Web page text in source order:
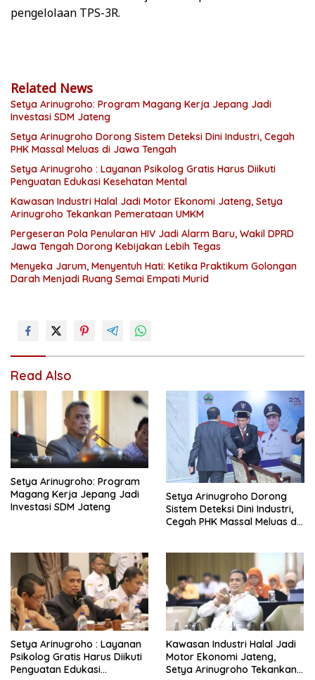
pengelolaan TPS-3R.
Related News
Setya Arinugroho: Program Magang Kerja Jepang Jadi
Investasi SDM Jateng
Setya Arinugroho Dorong Sistem Deteksi Dini Industri, Cegah
PHK Massal Meluas di Jawa Tengah
Setya Arinugroho : Layanan Psikolog Gratis Harus Diikuti
Penguatan Edukasi Kesehatan Mental
Kawasan Industri Halal Jadi Motor Ekonomi Jateng, Setya
Arinugroho Tekankan Pemerataan UMKM
Pergeseran Pola Penularan HIV Jadi Alarm Baru, Wakil DPRD
Jawa Tengah Dorong Kebijakan Lebih Tegas
Menyeka Jarum, Menyentuh Hati: Ketika Praktikum Golongan
Darah Menjadi Ruang Semai Empati Murid
Read Also
Setya Arinugroho: Program
Magang Kerja Jepang Jadi
Investasi SDM Jateng
Setya Arinugroho Dorong
Sistem Deteksi Dini Industri,
Cegah PHK Massal Meluas di
Setya Arinugroho : Layanan
Psikolog Gratis Harus Diikuti
Penguatan Edukasi
Kawasan Industri Halal Jadi
Motor Ekonomi Jateng,
Setya Arinugroho Tekankan